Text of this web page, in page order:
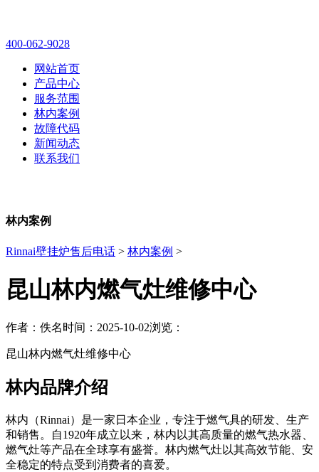
400-062-9028
网站首页
产品中心
服务范围
林内案例
故障代码
新闻动态
联系我们
林内案例
Rinnai壁挂炉售后电话 > 林内案例 >
昆山林内燃气灶维修中心
作者：佚名时间：2025-10-02浏览：
昆山林内燃气灶维修中心
林内品牌介绍
林内（Rinnai）是一家日本企业，专注于燃气具的研发、生产
和销售。自1920年成立以来，林内以其高质量的燃气热水器、
燃气灶等产品在全球享有盛誉。林内燃气灶以其高效节能、安
全稳定的特点受到消费者的喜爱。